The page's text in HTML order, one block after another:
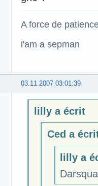
A force de
i'am a sepman
03.11.2007 03:01:39
lilly a écrit
Ced a
lilly a